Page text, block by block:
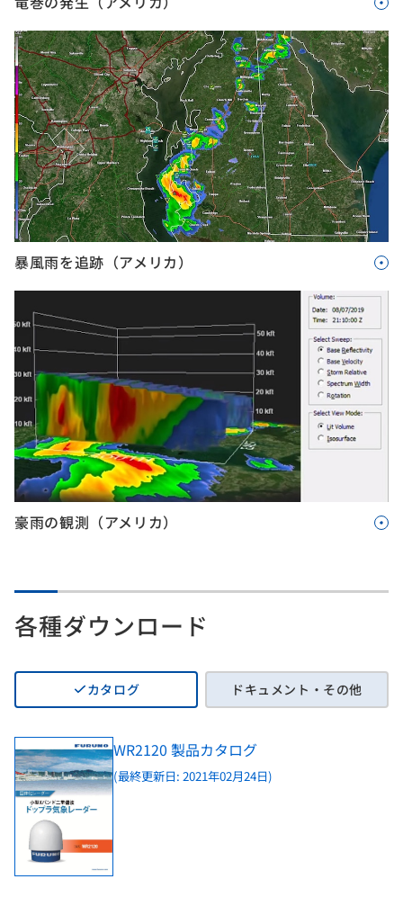
暴風雨を追跡（アメリカ）
豪雨の観測（アメリカ）
各種ダウンロード
カタログ ドキュメント・その他
WR2120 製品カタログ
(最終更新日: 2021年02月24日)